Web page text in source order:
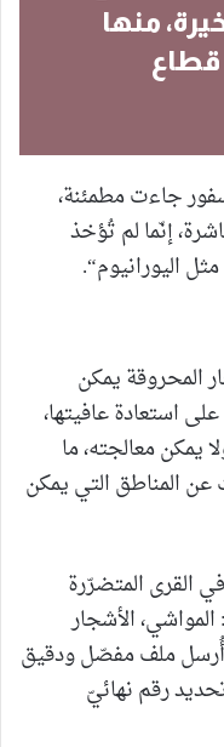
منها
قطاع
جاءت مطمئنة،
إنّما لم تُؤخذ
اليورانيوم“.
المحروقة يمكن
استعادة عافيتها،
يمكن معالجته، ما
المناطق التي يمكن
القرى المتضرّرة
الأشجار
وأُرسل ملف مفصّل ودقيق
رقم نهائيّ